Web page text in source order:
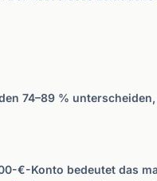
74–89 %
€-Konto bedeutet das